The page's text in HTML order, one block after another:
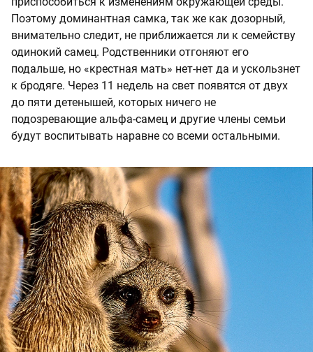
Поэтому доминантная самка, так же как дозорный,
внимательно следит, не приближается ли к семейству
одинокий самец. Родственники отгоняют его
подальше, но «крестная мать» нет-нет да и ускользнет
к бродяге. Через 11 недель на свет появятся от двух
до пяти детенышей, которых ничего не
подозревающие альфа-самец и другие члены семьи
будут воспитывать наравне со всеми остальными.